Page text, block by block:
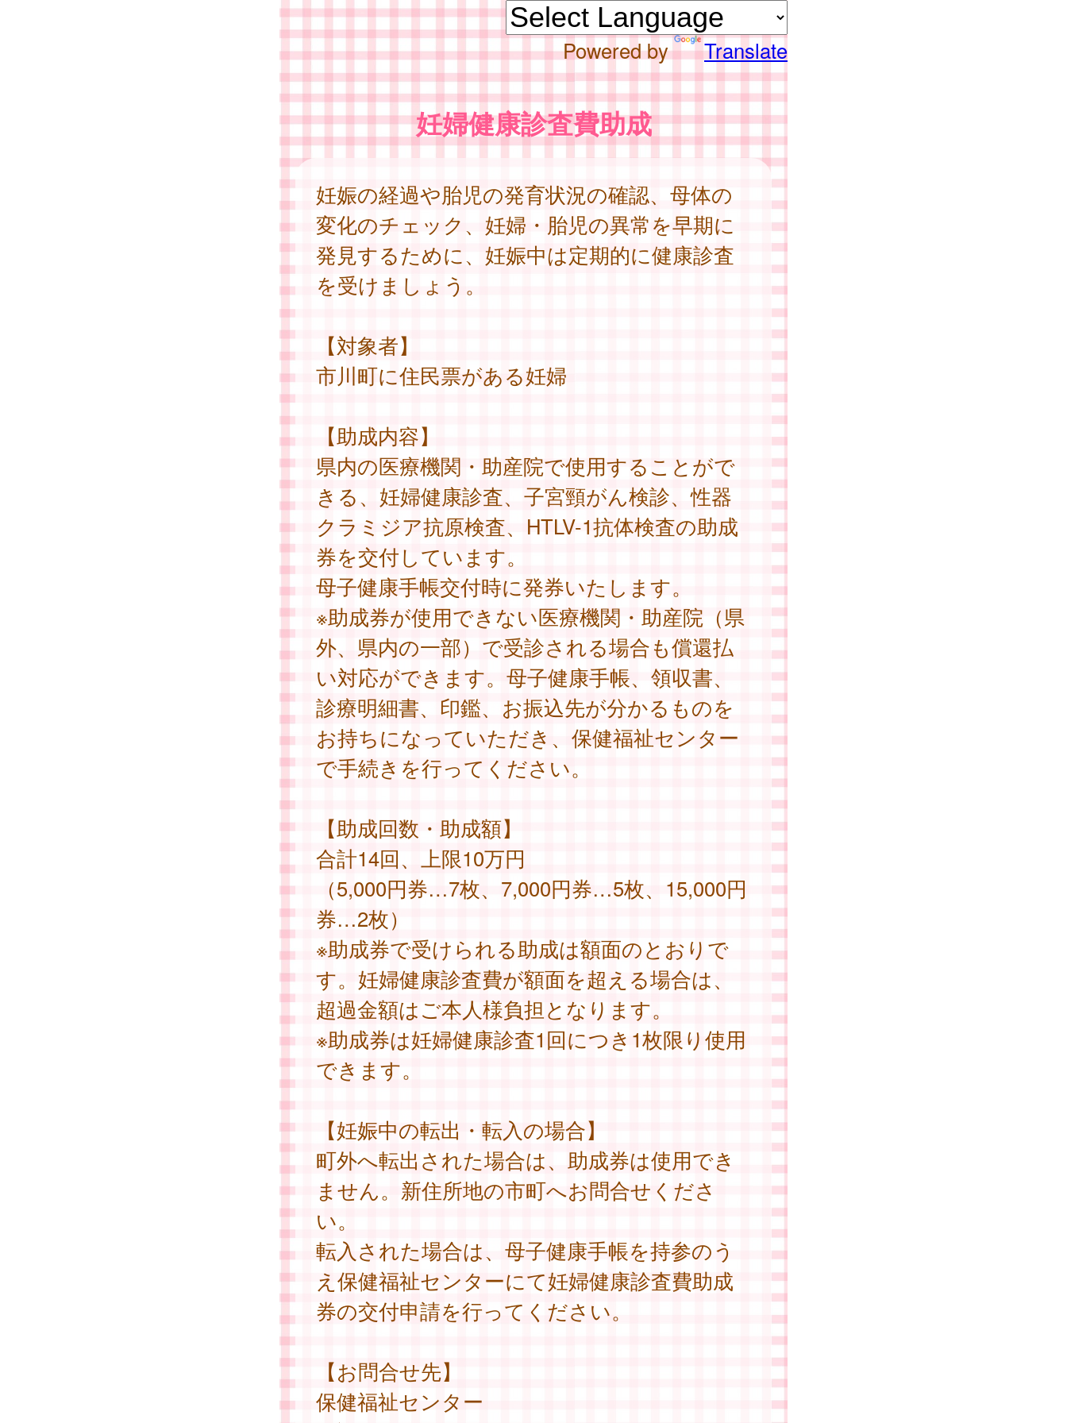
Powered by Translate
妊婦健康診査費助成
妊娠の経過や胎児の発育状況の確認、母体の
変化のチェック、妊婦・胎児の異常を早期に
発見するために、妊娠中は定期的に健康診査
を受けましょう。
【対象者】
市川町に住民票がある妊婦
【助成内容】
県内の医療機関・助産院で使用することがで
きる、妊婦健康診査、子宮頸がん検診、性器
クラミジア抗原検査、HTLV-1抗体検査の助成
券を交付しています。
母子健康手帳交付時に発券いたします。
※助成券が使用できない医療機関・助産院（県
外、県内の一部）で受診される場合も償還払
い対応ができます。母子健康手帳、領収書、
診療明細書、印鑑、お振込先が分かるものを
お持ちになっていただき、保健福祉センター
で手続きを行ってください。
【助成回数・助成額】
合計14回、上限10万円
（5,000円券…7枚、7,000円券…5枚、15,000円
券…2枚）
※助成券で受けられる助成は額面のとおりで
す。妊婦健康診査費が額面を超える場合は、
超過金額はご本人様負担となります。
※助成券は妊婦健康診査1回につき1枚限り使用
できます。
【妊娠中の転出・転入の場合】
町外へ転出された場合は、助成券は使用でき
ません。新住所地の市町へお問合せくださ
い。
転入された場合は、母子健康手帳を持参のう
え保健福祉センターにて妊婦健康診査費助成
券の交付申請を行ってください。
【お問合せ先】
保健福祉センター